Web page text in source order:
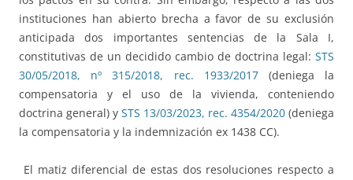
instituciones han abierto brecha a favor de su exclusión
anticipada dos importantes sentencias de la Sala I,
constitutivas de un decidido cambio de doctrina legal: STS
30/05/2018, nº 315/2018, rec. 1933/2017(deniega la
compensatoria y el uso de la vivienda, conteniendo
doctrina general) y STS 13/03/2023, rec. 4354/2020 (deniega
la compensatoria y la indemnización ex 1438 CC).
El matiz diferencial de estas dos resoluciones respecto a